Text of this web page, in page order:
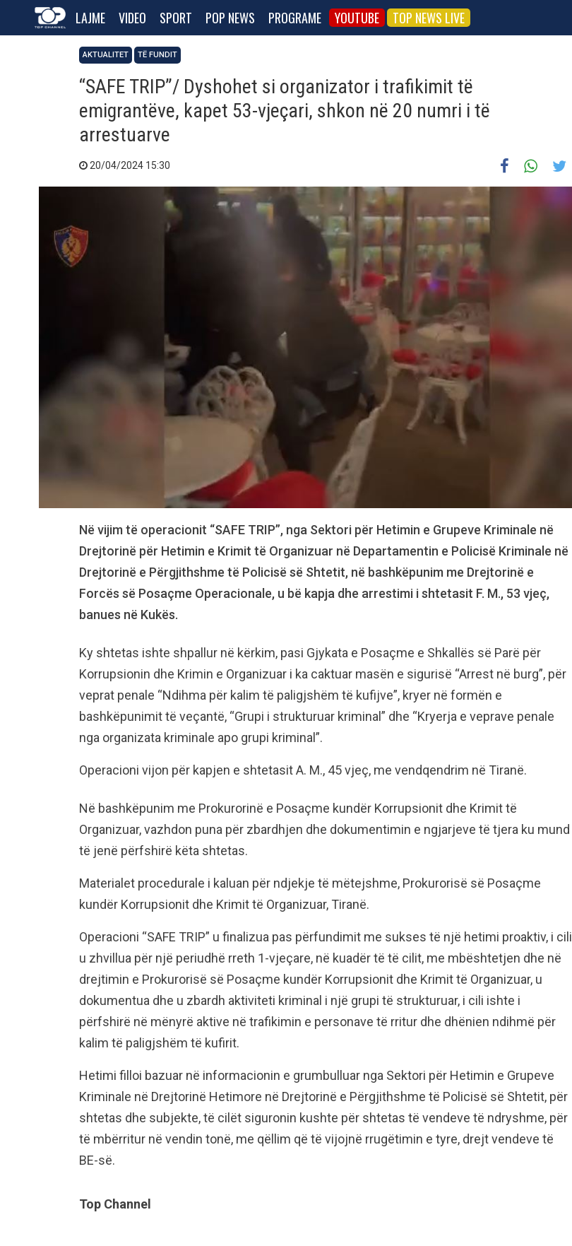
LAJME VIDEO SPORT POP NEWS PROGRAME YOUTUBE TOP NEWS LIVE
AKTUALITET TË FUNDIT
“SAFE TRIP”/ Dyshohet si organizator i trafikimit të
emigrantëve, kapet 53-vjeçari, shkon në 20 numri i të
arrestuarve
20/04/2024 15:30
Në vijim të operacionit “SAFE TRIP”, nga Sektori për Hetimin e Grupeve Kriminale në
Drejtorinë për Hetimin e Krimit të Organizuar në Departamentin e Policisë Kriminale në
Drejtorinë e Përgjithshme të Policisë së Shtetit, në bashkëpunim me Drejtorinë e
Forcës së Posaçme Operacionale, u bë kapja dhe arrestimi i shtetasit F. M., 53 vjeç,
banues në Kukës.
Ky shtetas ishte shpallur në kërkim, pasi Gjykata e Posaçme e Shkallës së Parë për
Korrupsionin dhe Krimin e Organizuar i ka caktuar masën e sigurisë “Arrest në burg”, për
veprat penale “Ndihma për kalim të paligjshëm të kufijve”, kryer në formën e
bashkëpunimit të veçantë, “Grupi i strukturuar kriminal” dhe “Kryerja e veprave penale
nga organizata kriminale apo grupi kriminal”.
Operacioni vijon për kapjen e shtetasit A. M., 45 vjeç, me vendqendrim në Tiranë.
Në bashkëpunim me Prokurorinë e Posaçme kundër Korrupsionit dhe Krimit të
Organizuar, vazhdon puna për zbardhjen dhe dokumentimin e ngjarjeve të tjera ku mund
të jenë përfshirë këta shtetas.
Materialet procedurale i kaluan për ndjekje të mëtejshme, Prokurorisë së Posaçme
kundër Korrupsionit dhe Krimit të Organizuar, Tiranë.
Operacioni “SAFE TRIP” u finalizua pas përfundimit me sukses të një hetimi proaktiv, i cili
u zhvillua për një periudhë rreth 1-vjeçare, në kuadër të të cilit, me mbështetjen dhe në
drejtimin e Prokurorisë së Posaçme kundër Korrupsionit dhe Krimit të Organizuar, u
dokumentua dhe u zbardh aktiviteti kriminal i një grupi të strukturuar, i cili ishte i
përfshirë në mënyrë aktive në trafikimin e personave të rritur dhe dhënien ndihmë për
kalim të paligjshëm të kufirit.
Hetimi filloi bazuar në informacionin e grumbulluar nga Sektori për Hetimin e Grupeve
Kriminale në Drejtorinë Hetimore në Drejtorinë e Përgjithshme të Policisë së Shtetit, për
shtetas dhe subjekte, të cilët siguronin kushte për shtetas të vendeve të ndryshme, për
të mbërritur në vendin tonë, me qëllim që të vijojnë rrugëtimin e tyre, drejt vendeve të
BE-së.
Top Channel